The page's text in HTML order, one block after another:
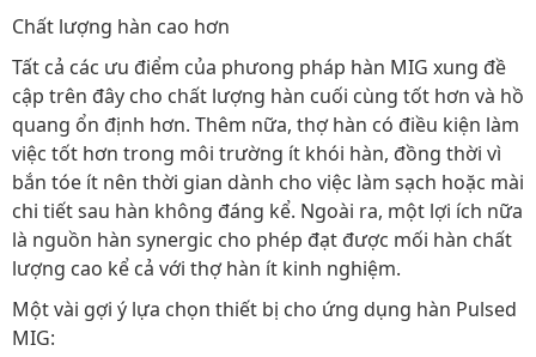
Chất lượng hàn cao hơn
Tất cả các ưu điểm của phưong pháp hàn MIG xung đề
cập trên đây cho chất lượng hàn cuối cùng tốt hơn và hồ
quang ổn định hơn. Thêm nữa, thợ hàn có điều kiện làm
việc tốt hơn trong môi trường ít khói hàn, đồng thời vì
bắn tóe ít nên thời gian dành cho việc làm sạch hoặc mài
chi tiết sau hàn không đáng kể. Ngoài ra, một lợi ích nữa
là nguồn hàn synergic cho phép đạt được mối hàn chất
lượng cao kể cả với thợ hàn ít kinh nghiệm.
Một vài gợi ý lựa chọn thiết bị cho ứng dụng hàn Pulsed
MIG: